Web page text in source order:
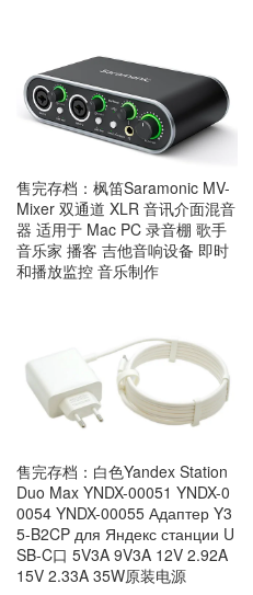
售完存档：枫笛Saramonic MV-
Mixer 双通道 XLR 音讯介面混音
器 适用于 Mac PC 录音棚 歌手
音乐家 播客 吉他音响设备 即时
和播放监控 音乐制作
售完存档：白色Yandex Station
Duo Max YNDX-00051 YNDX-0
0054 YNDX-00055 Адаптер Y3
5-B2CP для Яндекс станции U
SB-C口 5V3A 9V3A 12V 2.92A
15V 2.33A 35W原装电源